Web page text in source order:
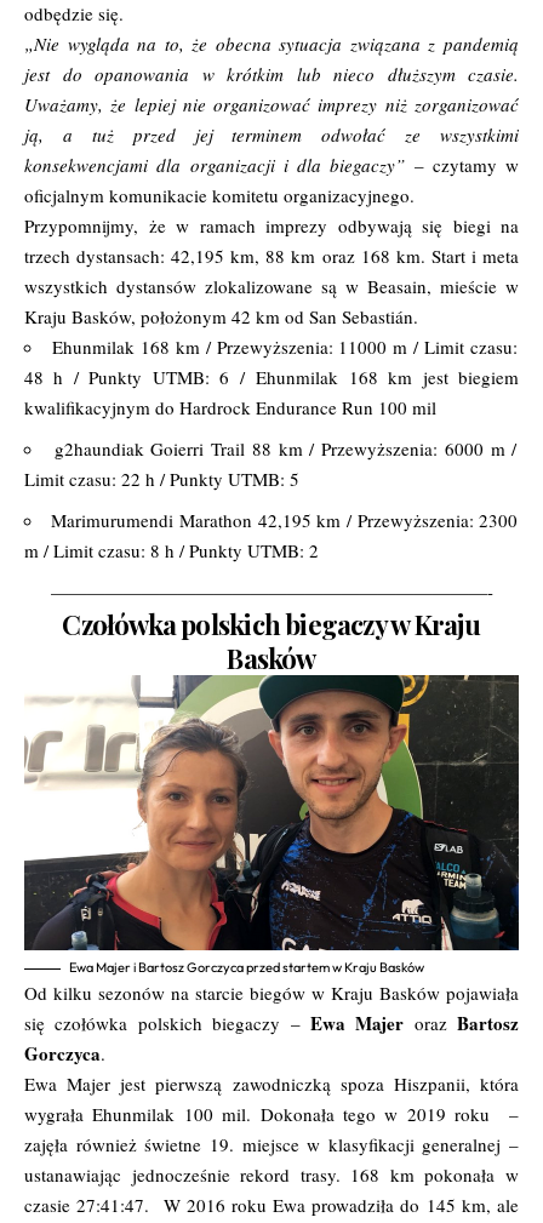
odbędzie się.
„Nie wygląda na to, że obecna sytuacja związana z pandemią
jest do opanowania w krótkim lub nieco dłuższym czasie.
Uważamy, że lepiej nie organizować imprezy niż zorganizować
ją, a tuż przed jej terminem odwołać ze wszystkimi
konsekwencjami dla organizacji i dla biegaczy” – czytamy w
oficjalnym komunikacie komitetu organizacyjnego.
Przypomnijmy, że w ramach imprezy odbywają się biegi na
trzech dystansach: 42,195 km, 88 km oraz 168 km. Start i meta
wszystkich dystansów zlokalizowane są w Beasain, mieście w
Kraju Basków, położonym 42 km od San Sebastián.
Ehunmilak 168 km / Przewyższenia: 11000 m / Limit czasu:
48 h / Punkty UTMB: 6 / Ehunmilak 168 km jest biegiem
kwalifikacyjnym do Hardrock Endurance Run 100 mil
g2haundiak Goierri Trail 88 km / Przewyższenia: 6000 m /
Limit czasu: 22 h / Punkty UTMB: 5
Marimurumendi Marathon 42,195 km / Przewyższenia: 2300
m / Limit czasu: 8 h / Punkty UTMB: 2
————————————————————————-
Czołówka polskich biegaczy w Kraju
Basków
Ewa Majer i Bartosz Gorczyca przed startem w Kraju Basków
Od kilku sezonów na starcie biegów w Kraju Basków pojawiała
się czołówka polskich biegaczy – Ewa Majer oraz Bartosz
Gorczyca.
Ewa Majer jest pierwszą zawodniczką spoza Hiszpanii, która
wygrała Ehunmilak 100 mil. Dokonała tego w 2019 roku –
zajęła również świetne 19. miejsce w klasyfikacji generalnej –
ustanawiając jednocześnie rekord trasy. 168 km pokonała w
czasie 27:41:47. W 2016 roku Ewa prowadziła do 145 km, ale